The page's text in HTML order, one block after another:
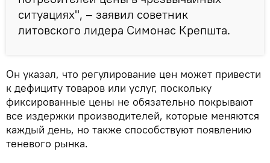
ситуациях", – заявил советник
литовского лидера Симонас Крепшта.
Он указал, что регулирование цен может привести
к дефициту товаров или услуг, поскольку
фиксированные цены не обязательно покрывают
все издержки производителей, которые меняются
каждый день, но также способствуют появлению
теневого рынка.